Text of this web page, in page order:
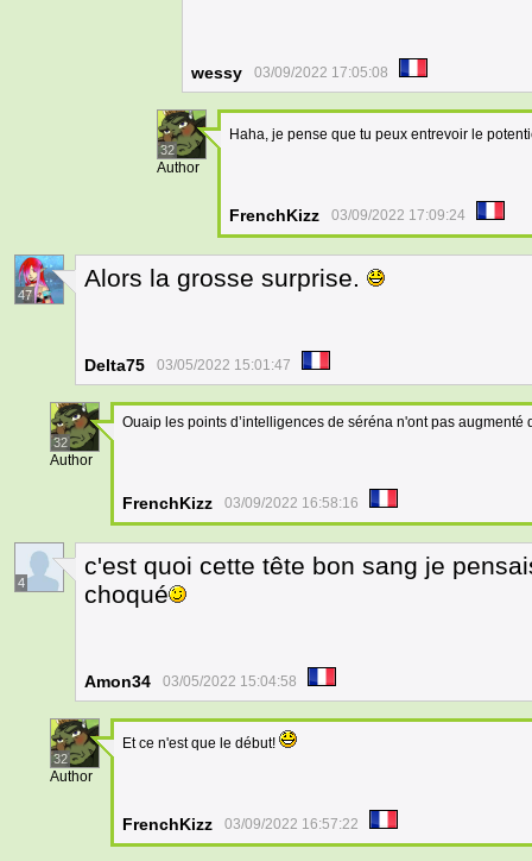
wessy 03/09/2022 17:05:08
32
Author
Haha, je pense que tu peux entrevoir le
FrenchKizz 03/09/2022 17:09:24
47
Alors la grosse surprise.
Delta75 03/05/2022 15:01:47
32
Author
Ouaip les points d’intelligences de séréna n'ont pas
FrenchKizz 03/09/2022 16:58:16
4
c'est quoi cette tête bon sang je
choqué
Amon34 03/05/2022 15:04:58
32
Author
Et ce n'est que le début!
FrenchKizz 03/09/2022 16:57:22